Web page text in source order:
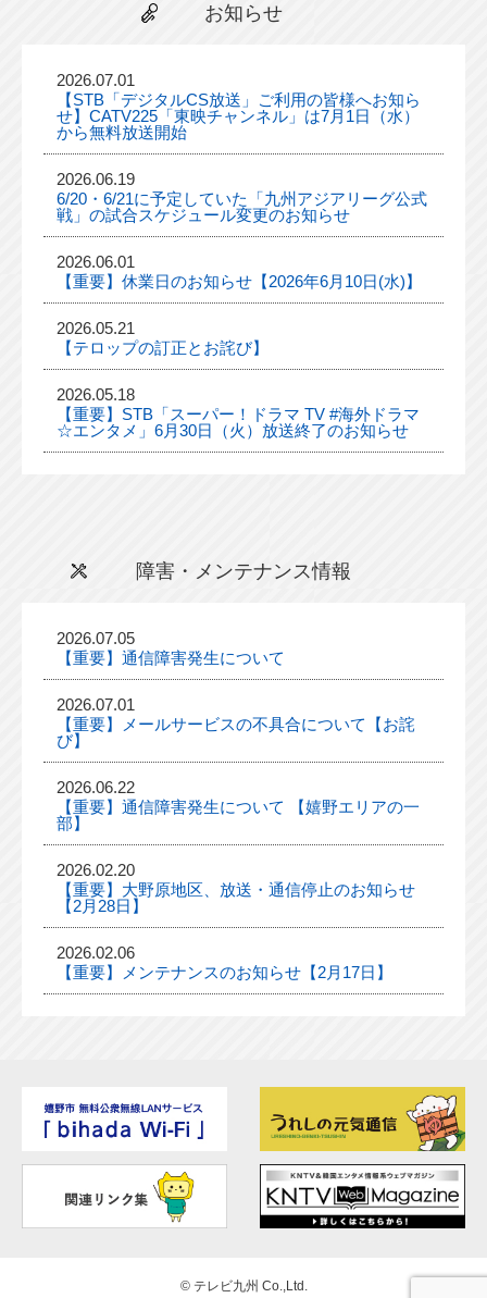
お知らせ
2026.07.01
【STB「デジタルCS放送」ご利用の皆様へお知ら
せ】CATV225「東映チャンネル」は7月1日（水）
から無料放送開始
2026.06.19
6/20・6/21に予定していた「九州アジアリーグ公式
戦」の試合スケジュール変更のお知らせ
2026.06.01
【重要】休業日のお知らせ【2026年6月10日(水)】
2026.05.21
【テロップの訂正とお詫び】
2026.05.18
【重要】STB「スーパー！ドラマ TV #海外ドラマ
☆エンタメ」6月30日（火）放送終了のお知らせ
障害・メンテナンス情報
2026.07.05
【重要】通信障害発生について
2026.07.01
【重要】メールサービスの不具合について【お詫
び】
2026.06.22
【重要】通信障害発生について 【嬉野エリアの一
部】
2026.02.20
【重要】大野原地区、放送・通信停止のお知らせ
【2月28日】
2026.02.06
【重要】メンテナンスのお知らせ【2月17日】
©テレビ九州 Co.,Ltd.